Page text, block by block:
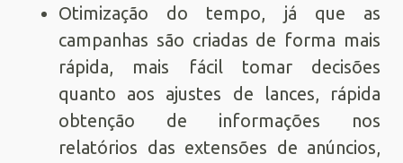
Otimização do tempo, já que as
campanhas são criadas de forma mais
rápida, mais fácil tomar decisões
quanto aos ajustes de lances, rápida
obtenção de informações nos
relatórios das extensões de anúncios,